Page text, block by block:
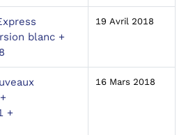
blanc +
19 Avril 2018
+
16 Mars 2018